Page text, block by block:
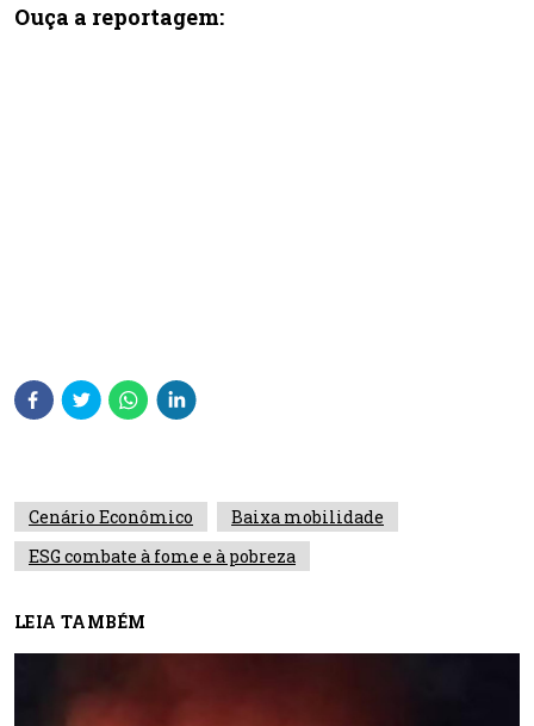
Ouça a reportagem:
Cenário Econômico
Baixa mobilidade
ESG combate à fome e à pobreza
LEIA TAMBÉM